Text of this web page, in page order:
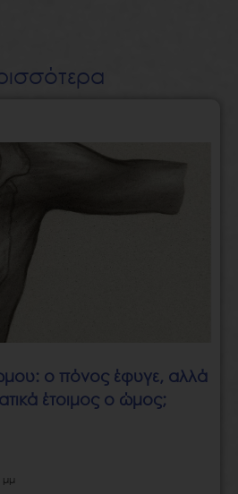
ο πόνος έφυγε, αλλά
έτοιμος ο ώμος;